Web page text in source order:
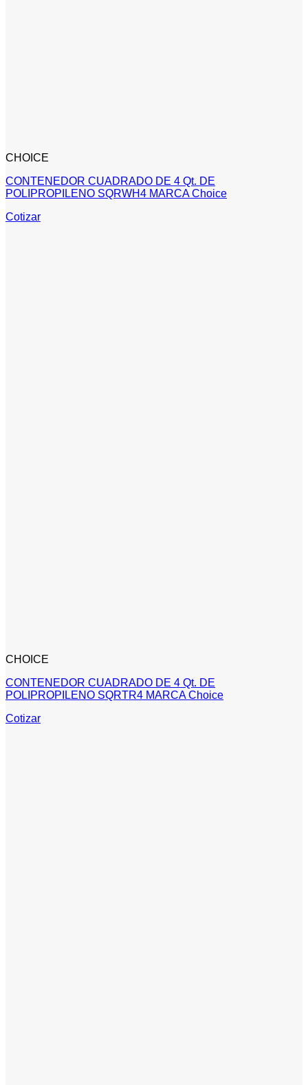
CHOICE
CONTENEDOR CUADRADO DE 4 Qt. DE
POLIPROPILENO SQRWH4 MARCA Choice
Cotizar
CHOICE
CONTENEDOR CUADRADO DE 4 Qt. DE
POLIPROPILENO SQRTR4 MARCA Choice
Cotizar